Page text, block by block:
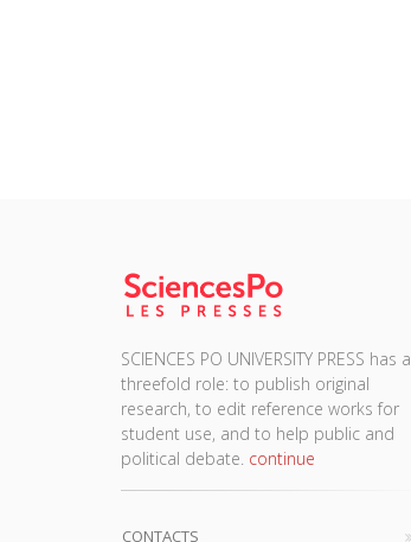
SCIENCES PO UNIVERSITY PRESS has a
threefold role: to publish original
research, to edit reference works for
student use, and to help public and
political debate. continue
CONTACTS